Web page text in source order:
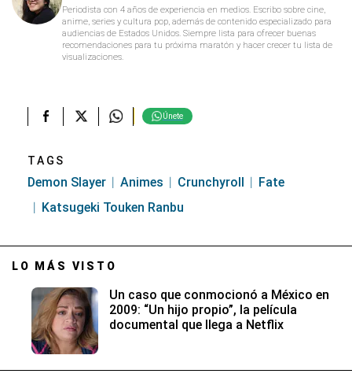
Periodista con 4 años de experiencia en medios. Escribo sobre cine,
anime, series y cultura pop, además de contenido especializado para
audiencias de Estados Unidos. Siempre lista para ofrecer buenas
recomendaciones para tu próxima maratón y hacer crecer tu lista de
visualizaciones.
Únete
TAGS
Demon Slayer Animes Crunchyroll
Fate
Katsugeki Touken Ranbu
LO MÁS VISTO
Un caso que conmocionó a México en
2009: “Un hijo propio”, la película
documental que llega a Netflix